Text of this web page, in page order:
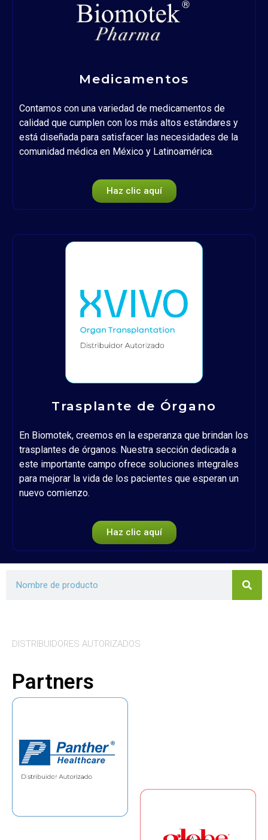
Medicamentos
Contamos con una variedad de medicamentos de
calidad que cumplen con los más altos estándares y
está diseñada para satisfacer las necesidades de la
comunidad médica en México y Latinoamérica.
Haz clic aquí
Trasplante de Órgano
En Biomotek, creemos en la esperanza que brindan los
trasplantes de órganos. Nuestra sección dedicada a
este importante campo ofrece soluciones integrales
para mejorar la vida de los pacientes que esperan un
nuevo comienzo.
Haz clic aquí
DISTRIBUIDORES AUTORIZADOS
Partners